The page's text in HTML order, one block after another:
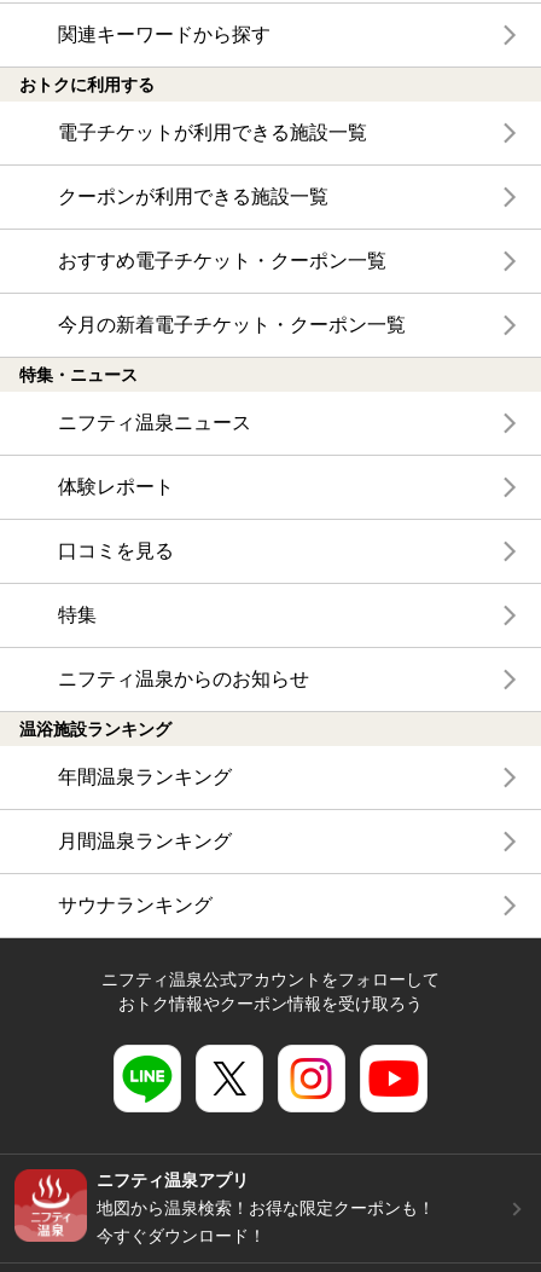
関連キーワードから探す
おトクに利用する
電子チケットが利用できる施設一覧
クーポンが利用できる施設一覧
おすすめ電子チケット・クーポン一覧
今月の新着電子チケット・クーポン一覧
特集・ニュース
ニフティ温泉ニュース
体験レポート
口コミを見る
特集
ニフティ温泉からのお知らせ
温浴施設ランキング
年間温泉ランキング
月間温泉ランキング
サウナランキング
ニフティ温泉公式アカウントをフォローして
おトク情報やクーポン情報を受け取ろう
ニフティ温泉アプリ
地図から温泉検索！お得な限定クーポンも！
今すぐダウンロード！